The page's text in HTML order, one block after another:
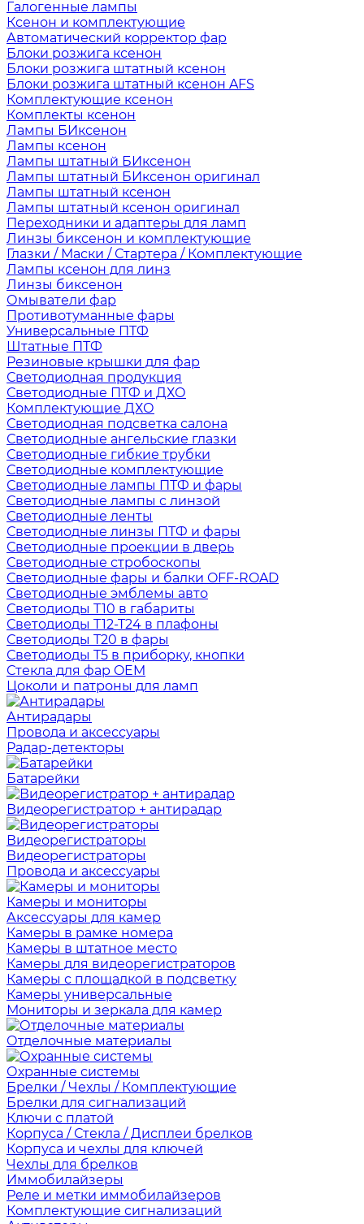
Галогенные лампы
Ксенон и комплектующие
Автоматический корректор фар
Блоки розжига ксенон
Блоки розжига штатный ксенон
Блоки розжига штатный ксенон AFS
Комплектующие ксенон
Комплекты ксенон
Лампы БИксенон
Лампы ксенон
Лампы штатный БИксенон
Лампы штатный БИксенон оригинал
Лампы штатный ксенон
Лампы штатный ксенон оригинал
Переходники и адаптеры для ламп
Линзы биксенон и комплектующие
Глазки / Маски / Стартера / Комплектующие
Лампы ксенон для линз
Линзы биксенон
Омыватели фар
Противотуманные фары
Универсальные ПТФ
Штатные ПТФ
Резиновые крышки для фар
Светодиодная продукция
Светодиодные ПТФ и ДХО
Комплектующие ДХО
Светодиодная подсветка салона
Светодиодные ангельские глазки
Светодиодные гибкие трубки
Светодиодные комплектующие
Светодиодные лампы ПТФ и фары
Светодиодные лампы с линзой
Светодиодные ленты
Светодиодные линзы ПТФ и фары
Светодиодные проекции в дверь
Светодиодные стробоскопы
Светодиодные фары и балки OFF-ROAD
Светодиодные эмблемы авто
Светодиоды T10 в габариты
Светодиоды T12-T24 в плафоны
Светодиоды T20 в фары
Светодиоды T5 в приборку, кнопки
Стекла для фар OEM
Цоколи и патроны для ламп
Антирадары
Провода и аксессуары
Радар-детекторы
Батарейки
Видеорегистратор + антирадар
Видеорегистраторы
Видеорегистраторы
Провода и аксессуары
Камеры и мониторы
Аксессуары для камер
Камеры в рамке номера
Камеры в штатное место
Камеры для видеорегистраторов
Камеры с площадкой в подсветку
Камеры универсальные
Мониторы и зеркала для камер
Отделочные материалы
Охранные системы
Брелки / Чехлы / Комплектующие
Брелки для сигнализаций
Ключи с платой
Корпуса / Стекла / Дисплеи брелков
Корпуса и чехлы для ключей
Чехлы для брелков
Иммобилайзеры
Реле и метки иммобилайзеров
Комплектующие сигнализаций